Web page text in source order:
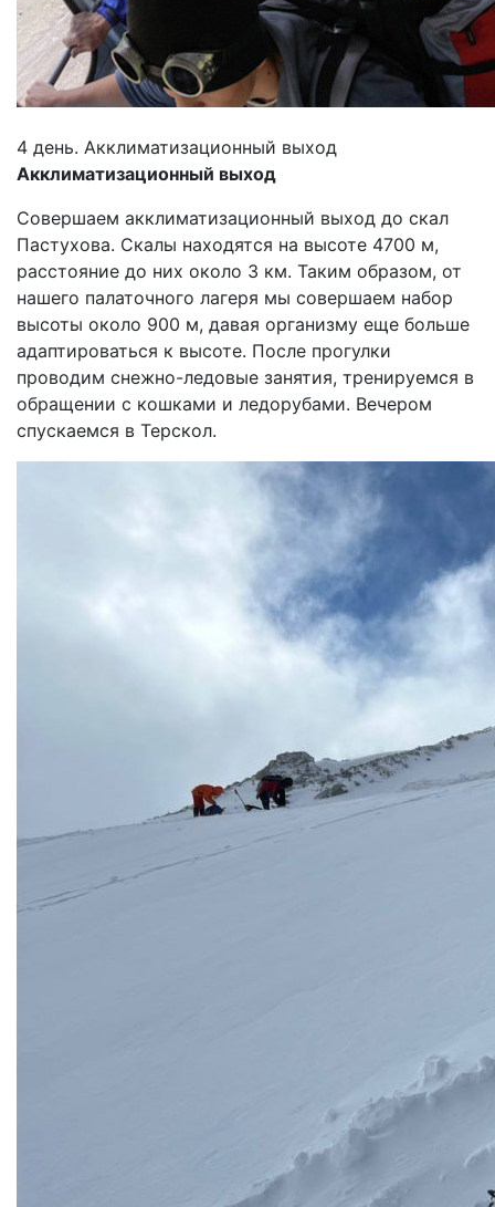
4 день. Акклиматизационный выход
Акклиматизационный выход
Совершаем акклиматизационный выход до скал
Пастухова. Скалы находятся на высоте 4700 м,
расстояние до них около 3 км. Таким образом, от
нашего палаточного лагеря мы совершаем набор
высоты около 900 м, давая организму еще больше
адаптироваться к высоте. После прогулки
проводим снежно-ледовые занятия, тренируемся в
обращении с кошками и ледорубами. Вечером
спускаемся в Терскол.